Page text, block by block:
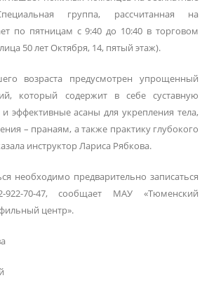
группа, рассчитанная на
по пятницам с 9:40 до 10:40 в торговом
50 лет Октября, 14, пятый этаж).
возраста предусмотрен упрощенный
который содержит в себе суставную
эффективные асаны для укрепления тела,
– пранаям, а также практику глубокого
инструктор Лариса Рябкова.
необходимо предварительно записаться
922-70-47, сообщает МАУ «Тюменский
центр».